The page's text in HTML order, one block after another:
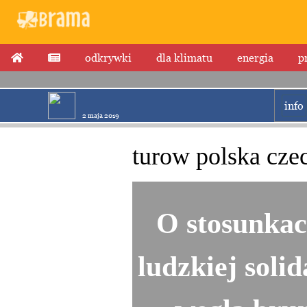
odkrywki dla klimatu energia
2 maja 2019
info
turow polska
O
ludzkiej